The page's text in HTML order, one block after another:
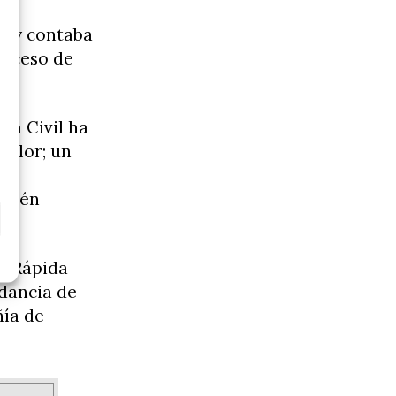
y contaba
de
Civil ha
un
Rápida
de
de